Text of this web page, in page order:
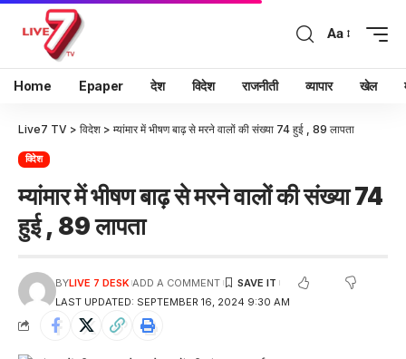
Aa
Home Epaper देश विदेश राजनीती व्यापार खेल
Live7 TV > विदेश > म्यांमार में भीषण बाढ़ से मरने वालों की संख्या 74 हुई , 89 लापता
विदेश
म्यांमार में भीषण बाढ़ से मरने वालों की संख्या 74
हुई , 89 लापता
LAST UPDATED: SEPTEMBER 16, 2024 9:30 AM
BYLIVE 7 DESK ADD A COMMENT